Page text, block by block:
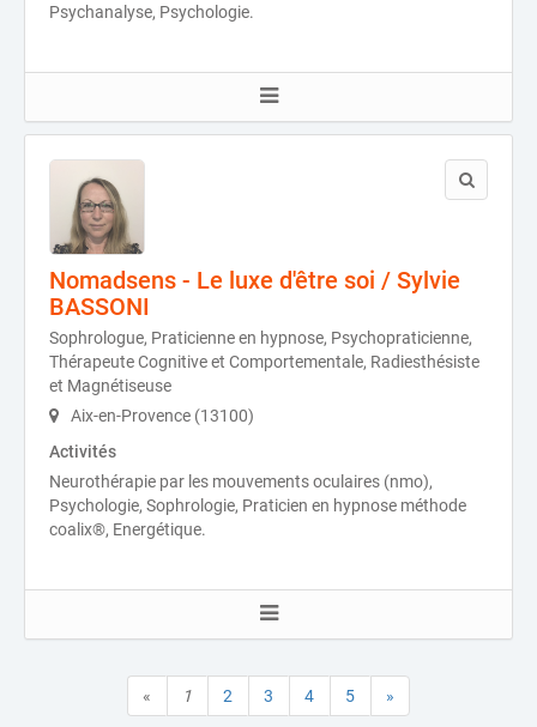
Psychanalyse, Psychologie.
Nomadsens - Le luxe d'être soi / Sylvie
BASSONI
Sophrologue, Praticienne en hypnose, Psychopraticienne,
Thérapeute Cognitive et Comportementale, Radiesthésiste
et Magnétiseuse
Aix-en-Provence (13100)
Activités
Neurothérapie par les mouvements oculaires (nmo),
Psychologie, Sophrologie, Praticien en hypnose méthode
coalix®, Energétique.
« 1 2 3 4 5 »